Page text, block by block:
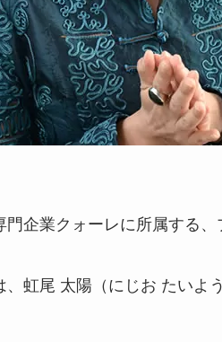
門企業クォーレに所属する
、虹尾 太陽（にじお たいよ